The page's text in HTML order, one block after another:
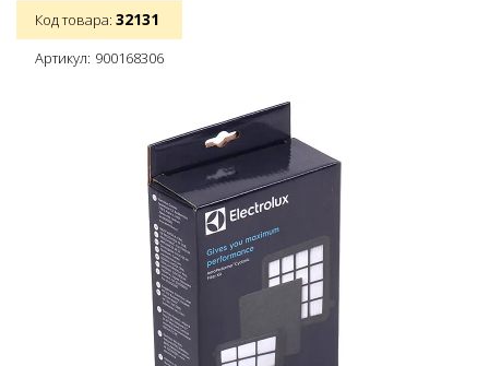
Код товара: 32131
Артикул: 900168306